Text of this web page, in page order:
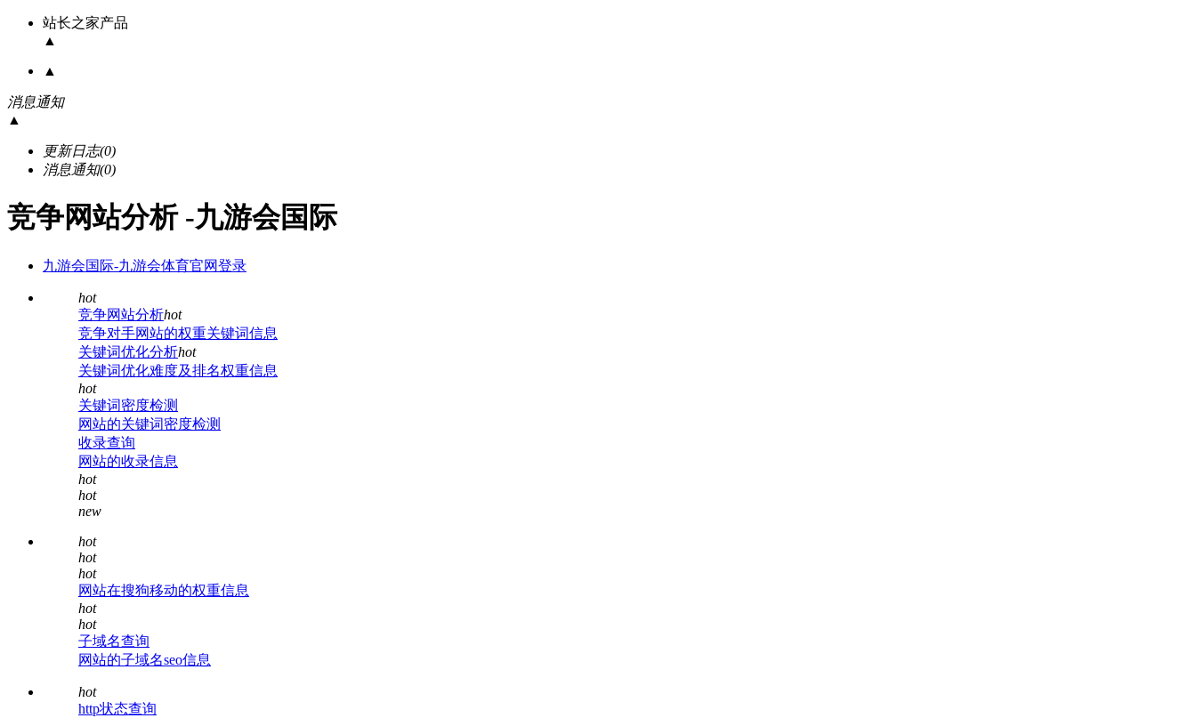
站长之家产品
▲
▲
消息通知
▲
更新日志(0)
消息通知(0)
竞争网站分析 -九游会国际
九游会国际-九游会体育官网登录
hot
竞争网站分析hot
竞争对手网站的权重关键词信息
关键词优化分析hot
关键词优化难度及排名权重信息
hot
关键词密度检测
网站的关键词密度检测
收录查询
网站的收录信息
hot
hot
new
hot
hot
hot
网站在搜狗移动的权重信息
hot
hot
子域名查询
网站的子域名seo信息
hot
http状态查询